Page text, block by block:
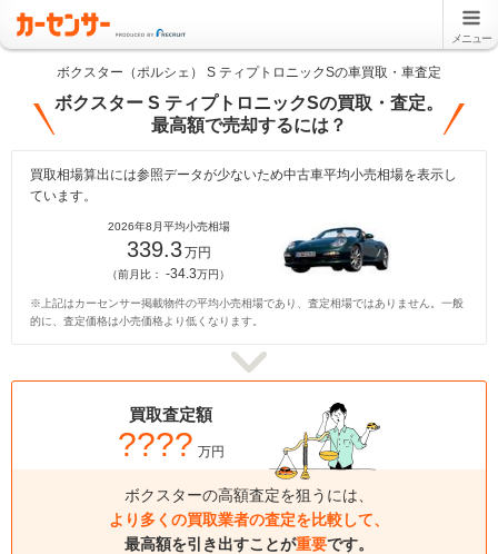
メニュー
ボクスター（ポルシェ） S ティプトロニックSの車買取・車査定
ボクスター S ティプトロニックSの買取・査定。
最高額で売却するには？
買取相場算出には参照データが少ないため中古車平均小売相場を表示し
ています。
2026年8月平均小売相場
339.3万円
（前月比：-34.3万円）
※上記はカーセンサー掲載物件の平均小売相場であり、査定相場ではありません。一般
的に、査定価格は小売価格より低くなります。
買取査定額
???? 万円
ボクスターの高額査定を狙うには、
より多くの買取業者の査定を比較して、
最高額を引き出すことが重要です。